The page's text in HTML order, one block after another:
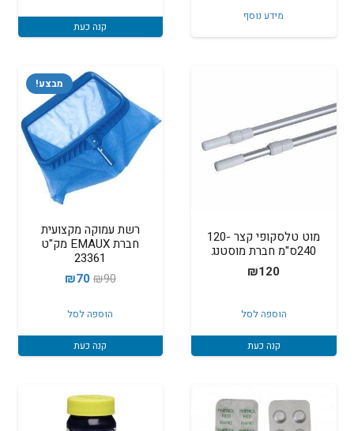
היה:
₪295.
₪290.
מידע נוסף
קנה כעת
מוט טלסקופי קצר 120-
240ס"מ חברת מוסטנג
₪120
הוספה לסל
קנה כעת
מבצע!
רשת עמוקה מקצועית
חברת EMAUX מק"ט
23361
₪90
המחיר
היה:
₪90.
₪70
₪70.
הוספה לסל
קנה כעת